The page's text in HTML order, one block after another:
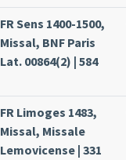
FR Sens 1400-1500,
Missal, BNF Paris
Lat. 00864(2) | 584
FR Limoges 1483,
Missal, Missale
Lemovicense | 331